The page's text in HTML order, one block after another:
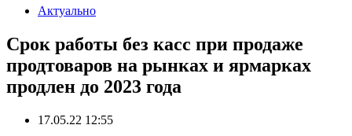
Актуально
Срок работы без касс при продаже
продтоваров на рынках и ярмарках
продлен до 2023 года
17.05.22 12:55